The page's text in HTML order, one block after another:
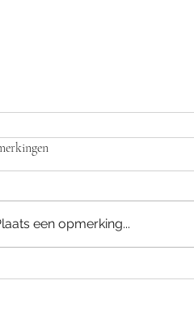
een opmerking...